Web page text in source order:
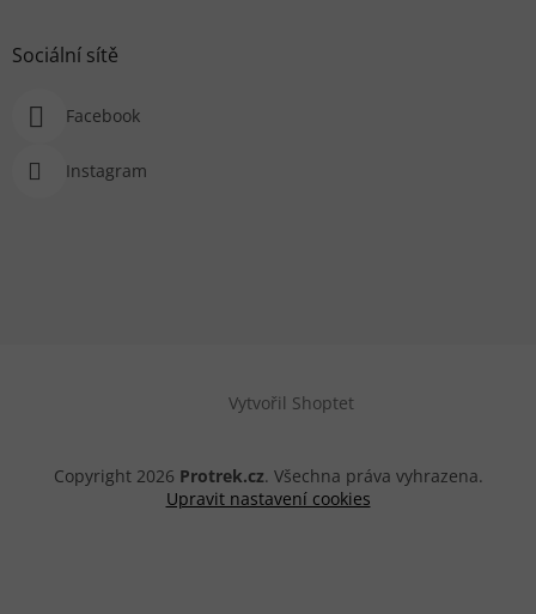
Sociální sítě
Facebook
Instagram
Vytvořil Shoptet
Copyright 2026 Protrek.cz. Všechna práva vyhrazena.
Upravit nastavení cookies